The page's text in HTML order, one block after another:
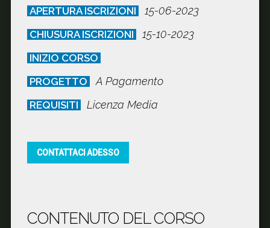
APERTURA ISCRIZIONI 15-06-2023
CHIUSURA ISCRIZIONI 15-10-2023
INIZIO CORSO
PROGETTO
A Pagamento
REQUISITI Licenza Media
CONTATTACI ADESSO
CONTENUTO DEL CORSO